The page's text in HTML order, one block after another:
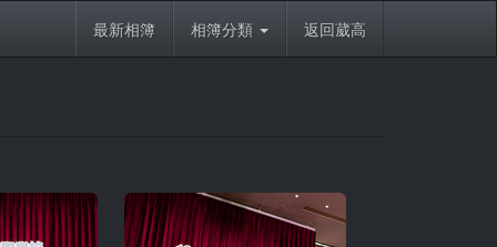
最新相簿 相簿分類 返回葳高